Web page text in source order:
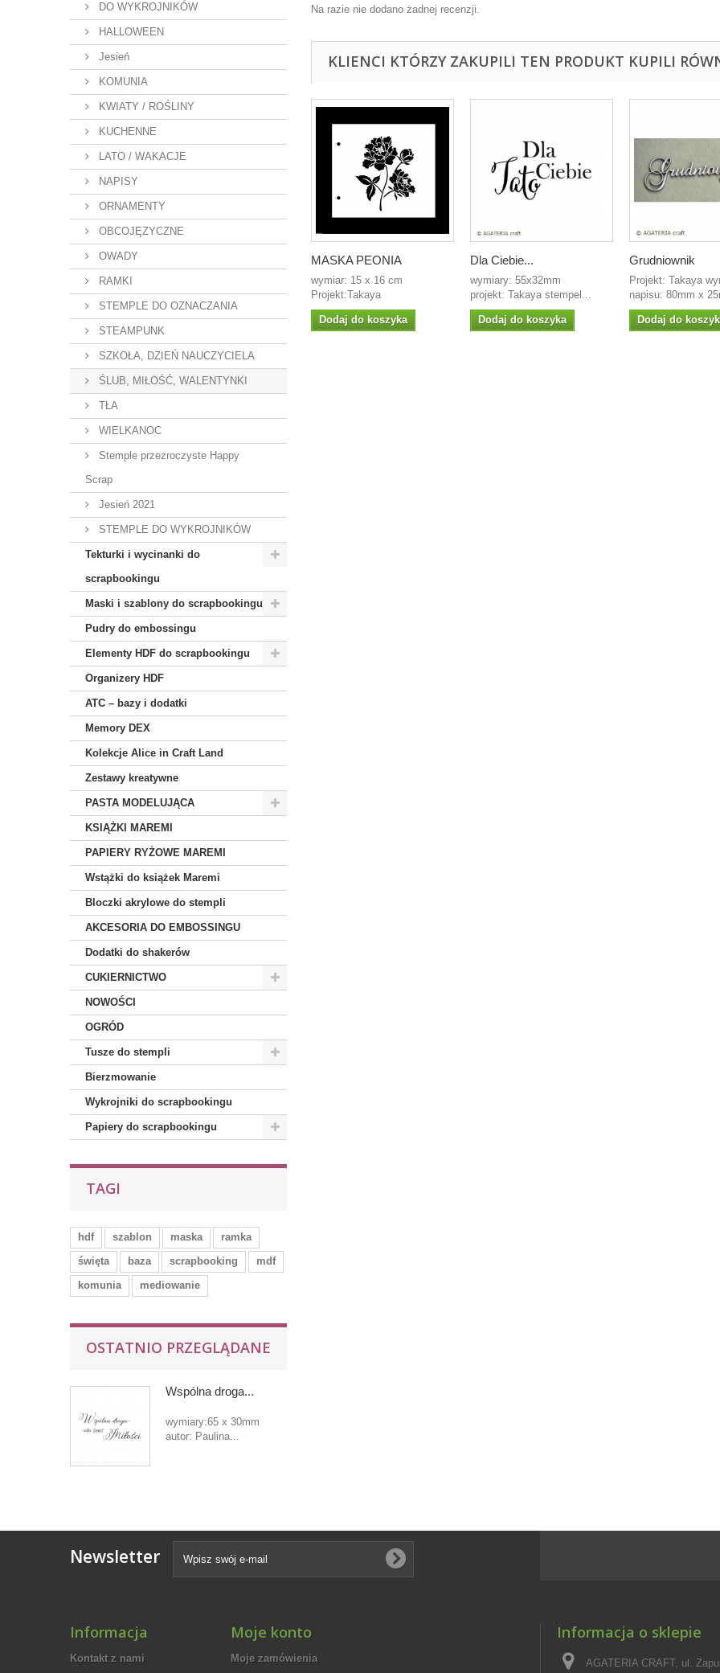
DO WYKROJNIKÓW
HALLOWEEN
Jesień
KOMUNIA
KWIATY / ROŚLINY
KUCHENNE
LATO / WAKACJE
NAPISY
ORNAMENTY
OBCOJĘZYCZNE
OWADY
RAMKI
STEMPLE DO OZNACZANIA
STEAMPUNK
SZKOŁA, DZIEŃ NAUCZYCIELA
ŚLUB, MIŁOŚĆ, WALENTYNKI
TŁA
WIELKANOC
Stemple przezroczyste Happy
Scrap
Jesień 2021
STEMPLE DO WYKROJNIKÓW
Tekturki i wycinanki do
scrapbookingu
Maski i szablony do scrapbookingu
Pudry do embossingu
Elementy HDF do scrapbookingu
Organizery HDF
ATC – bazy i dodatki
Memory DEX
Kolekcje Alice in Craft Land
Zestawy kreatywne
PASTA MODELUJĄCA
KSIĄŻKI MAREMI
PAPIERY RYŻOWE MAREMI
Wstążki do książek Maremi
Bloczki akrylowe do stempli
AKCESORIA DO EMBOSSINGU
Dodatki do shakerów
CUKIERNICTWO
NOWOŚCI
OGRÓD
Tusze do stempli
Bierzmowanie
Wykrojniki do scrapbookingu
Papiery do scrapbookingu
TAGI
hdf szablon maska
ramka
święta
baza scrapbooking
mdf
komunia
mediowanie
OSTATNIO PRZEGLĄDANE
Wspólna droga...
wymiary:65 x 30mm
autor: Paulina...
Na razie nie dodano żadnej recenzji.
KLIENCI KTÓRZY ZAKUPILI TEN PRODUKT KUPILI
MASKA PEONIA
wymiar: 15 x 16 cm
Projekt:Takaya
Dodaj do koszyka
Dla Ciebie...
wymiary: 55x32mm
projekt: Takaya stempel...
Dodaj do koszyka
Grudniownik
Projekt: Takaya
napisu: 80mm x
Dodaj do
Newsletter
Informacja
Kontakt z nami
Moje konto
Moje zamówienia
Informacja o sklepie
AGATERIA CRAFT, ul.